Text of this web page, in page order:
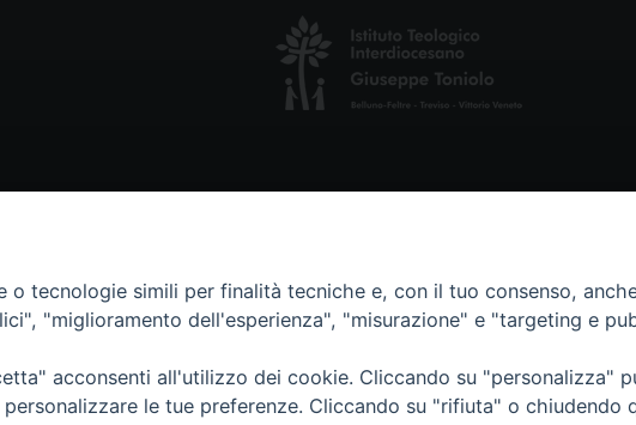
o tecnologie simili per finalità tecniche e, con il tuo consenso,
"miglioramento dell'esperienza", "misurazione" e "targeting e
acconsenti all'utilizzo dei cookie. Cliccando su "personalizza"
le tue preferenze. Cliccando su "rifiuta" o chiudendo